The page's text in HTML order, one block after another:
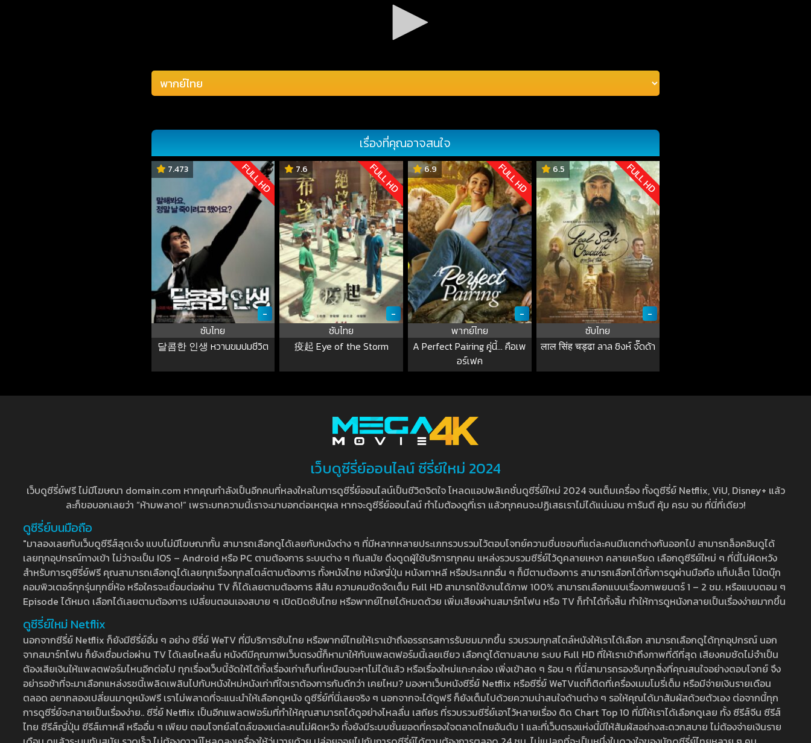
เรื่องที่คุณอาจสนใจ
7.473 FULL HD
-
ซับไทย
달콤한 인생 หวานขมปมชีวิต
7.6 FULL HD
-
ซับไทย
疫起 Eye of the Storm
6.9 FULL HD
-
พากย์ไทย
A Perfect Pairing คู่นี้… คือเพ
อร์เฟค
6.5 FULL HD
-
ซับไทย
लाल सिंह चड्ढा ลาล ซิงห์ จั๊ดด้า
เว็บดูซีรี่ย์ออนไลน์ ซีรี่ย์ใหม่ 2024
เว็บดูซีรี่ย์ฟรี ไม่มีโฆษณา domain.com หากคุณกำลังเป็นอีกคนที่หลงใหลในการดูซีรี่ย์ออนไลน์เป็นชีวิตจิตใจ โหลดแอปพลิเคชั่นดูซีรี่ย์ใหม่ 2024 จนเต็มเครื่อง ทั้งดูซีรี่ย์ Netflix, ViU, Disney+ แล้ว
ละก็ขอบอกเลยว่า “ห้ามพลาด!” เพราะบทความนี้เราจะมาบอกต่อเหตุผล หากจะดูซีรี่ย์ออนไลน์ ทำไมต้องดูที่เรา แล้วทุกคนจะปฏิเสธเราไม่ได้แน่นอน การันตี คุ้ม ครบ จบ ที่นี่ที่เดียว!
ดูซีรี่ย์บนมือถือ
"มาลองเลยกับเว็บดูซีรีส์สุดเจ๋ง แบบไม่มีโฆษณากั้น สามารถเลือกดูได้เลยกับหนังต่าง ๆ ที่มีหลากหลายประเภทรวบรวมไว้ตอบโจทย์ความชื่นชอบที่แต่ละคนมีแตกต่างกันออกไป สามารถล็อคอินดูได้
เลยทุกอุปกรณ์ทางเข้า ไม่ว่าจะเป็น IOS – Android หรือ PC ตามต้องการ ระบบต่าง ๆ ทันสมัย ดึงดูดผู้ใช้บริการทุกคน แหล่งรวบรวมซีรี่ย์ไว้ดูคลายเหงา คลายเครียด เลือกดูซีรีย์ใหม่ ๆ ที่นี่ไม่ผิดหวัง
สำหรับการดูซีรี่ย์ฟรี คุณสามารถเลือกดูได้เลยทุกเรื่องทุกสไตล์ตามต้องการ ทั้งหนังไทย หนังญี่ปุ่น หนังเกาหลี หรือประเภทอื่น ๆ ก็มีตามต้องการ สามารถเลือกได้ทั้งการดูผ่านมือถือ แท็ปเล็ต โน้ตบุ๊ก
คอมพิวเตอร์ทุกรุ่นทุกยี่ห้อ หรือใครจะเชื่อมต่อผ่าน TV ก็ได้เลยตามต้องการ สีสัน ความคมชัดจัดเต็ม Full HD สามารถใช้งานได้ภาพ 100% สามารถเลือกแบบเรื่องภาพยนตร์ 1 – 2 ชม. หรือแบบตอน ๆ
Episode ได้หมด เลือกได้เลยตามต้องการ เปลี่ยนตอนเองสบาย ๆ เปิดปิดซับไทย หรือพากย์ไทยได้หมดด้วย เพิ่มเสียงผ่านสมาร์ทโฟน หรือ TV ก็ทำได้ทั้งสิ้น ทำให้การดูหนังกลายเป็นเรื่องง่ายมากขึ้น
ดูซีรี่ย์ใหม่ Netflix
นอกจากซีรี่ย์ Netflix ก็ยังมีซีรี่ย์อื่น ๆ อย่าง ซีรี่ย์ WeTV ที่มีบริการซับไทย หรือพากย์ไทยให้เราเข้าถึงอรรถรสการรับชมมากขึ้น รวบรวมทุกสไตล์หนังให้เราได้เลือก สามารถเลือกดูได้ทุกอุปกรณ์ นอก
จากสมาร์ทโฟน ก็ยังเชื่อมต่อผ่าน TV ได้เลยไหลลื่น หนังดีมีคุณภาพเว็บตรงนี้ก็หามาให้กับแพลตฟอร์มนี้เลยเชียว เลือกดูได้ตามสบาย ระบบ Full HD ที่ให้เราเข้าถึงภาพที่ดีที่สุด เสียงคมชัดไม่จำเป็น
ต้องเสียเงินให้แพลตฟอร์มไหนอีกต่อไป ทุกเรื่องเว็บนี้จัดให้ได้ทั้งเรื่องเก่าเก็บที่เหมือนจะหาไม่ได้แล้ว หรือเรื่องใหม่แกะกล่อง เพิ่งเข้าสด ๆ ร้อน ๆ ที่นี่สามารถรองรับทุกสิ่งที่คุณสนใจอย่างตอบโจทย์ จึง
อย่ารอช้าที่จะมาเลือกแหล่งรชนี้เพลิดเพลินไปกับหนังใหม่หนังเก่าที่ใจเราต้องการกันดีกว่า เคยไหม? มองหาเว็บหนังซีรี่ย์ Netflix หรือซีรี่ย์ WeTVแต่ก็ติดที่เครื่องเมมโมรี่เต็ม หรือมีจ่ายเงินรายเดือน
ตลอด อยากลองเปลี่ยนมาดูหนังฟรี เราไม่พลาดที่จะแนะนำให้เลือกดูหนัง ดูซีรี่ย์ที่นี่เลยจริง ๆ นอกจากจะได้ดูฟรี ก็ยังเต็มไปด้วยความน่าสนใจด้านต่าง ๆ รอให้คุณได้มาสัมผัสด้วยตัวเอง ต่อจากนี้ทุก
การดูซีรี่ย์จะกลายเป็นเรื่องง่าย.. ซีรี่ย์ Netflix เป็นอีกแพลตฟอร์มที่ทำให้คุณสามารถได้ดูอย่างไหลลื่น เสถียร ที่รวบรวมซีรี่ย์เอาไว้หลายเรื่อง ติด Chart Top 10 ที่มีให้เราได้เลือกดูเลย ทั้ง ซีรีส์จีน ซีรีส์
ไทย ซีรีส์ญี่ปุ่น ซีรีส์เกาหลี หรืออื่น ๆ เพียบ ตอบโจทย์สไตล์ของแต่ละคนไม่ผิดหวัง ทั้งยังมีระบบชั้นยอดที่ครองใจตลาดไทยอันดับ 1 และที่เว็บตรงแห่งนี้มีให้สัมผัสอย่างสะดวกสบาย ไม่ต้องจ่ายเงินราย